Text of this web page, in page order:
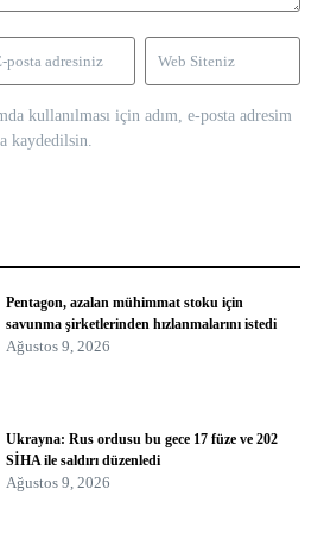
kullanılması için adım, e-posta adresim
kaydedilsin.
Pentagon, azalan mühimmat stoku için
savunma şirketlerinden hızlanmalarını istedi
Ağustos 9, 2026
Ukrayna: Rus ordusu bu gece 17 füze ve 202
SİHA ile saldırı düzenledi
Ağustos 9, 2026